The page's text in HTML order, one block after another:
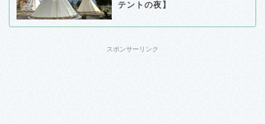
テントの夜】
スポンサーリンク